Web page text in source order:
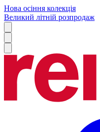
Нова осіння колекція
Великий літній розпродаж